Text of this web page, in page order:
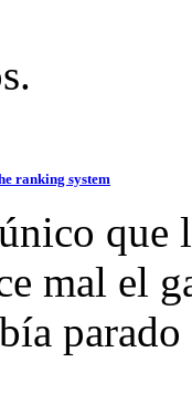
ranking system
mal el